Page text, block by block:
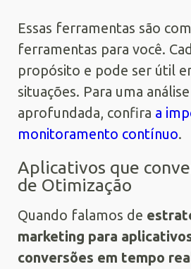
Essas ferramentas são
ferramentas para você.
propósito e pode ser útil
situações. Para uma
aprofundada, confira a
monitoramento contínuo.
Aplicativos que
de Otimização
Quando falamos de
marketing para
conversões em tempo